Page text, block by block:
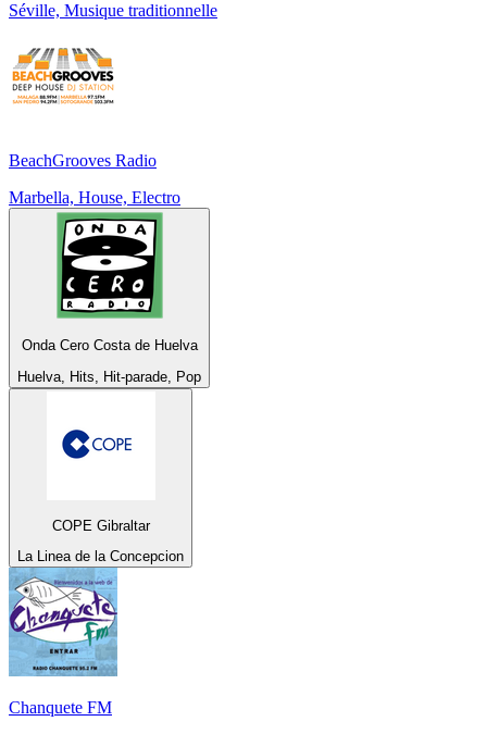
Séville, Musique traditionnelle
BeachGrooves Radio
Marbella, House, Electro
Onda Cero Costa de Huelva
Huelva, Hits, Hit-parade, Pop
COPE Gibraltar
La Linea de la Concepcion
Chanquete FM